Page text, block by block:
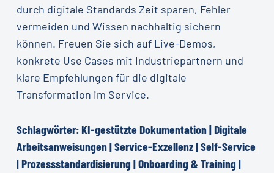
durch digitale Standards Zeit sparen, Fehler
vermeiden und Wissen nachhaltig sichern
können. Freuen Sie sich auf Live-Demos,
konkrete Use Cases mit Industriepartnern und
klare Empfehlungen für die digitale
Transformation im Service.
Schlagwörter:KI-gestützte Dokumentation|Digitale
Arbeitsanweisungen|Service-Exzellenz|Self-Service
|Prozessstandardisierung |Onboarding & Training |